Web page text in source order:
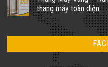
trình
thực
hiện
chuẩn
thuật
thang
máy
ở
8
điều
cần
khi
thang
thang máy toàn diện
Không
Thang